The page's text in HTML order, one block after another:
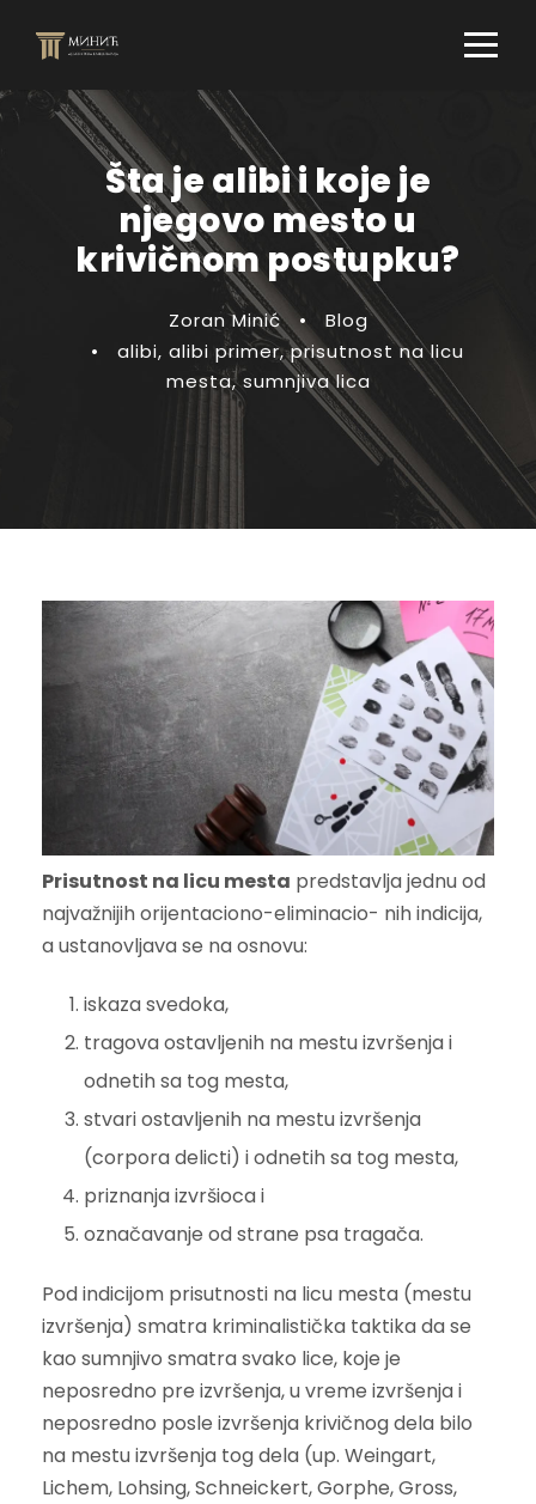
Šta je alibi i koje je
njegovo mesto u
krivičnom postupku?
Zoran Minić •
Blog
•
alibi, alibi primer, prisutnost na licu
mesta, sumnjiva lica
Prisutnost na licu mesta predstavlja jednu od
najvažnijih orijentaciono-eliminacio- nih indicija,
a ustanovljava se na osnovu:
iskaza svedoka,
tragova ostavljenih na mestu izvršenja i
odnetih sa tog mesta,
stvari ostavljenih na mestu izvršenja
(corpora delicti) i odnetih sa tog mesta,
priznanja izvršioca i
označavanje od strane psa tragača.
Pod indicijom prisutnosti na licu mesta (mestu
izvršenja) smatra kriminalistička taktika da se
kao sumnjivo smatra svako lice, koje je
neposredno pre izvršenja, u vreme izvršenja i
neposredno posle izvršenja krivičnog dela bilo
na mestu izvršenja tog dela (up. Weingart,
Lichem, Lohsing, Schneickert, Gorphe, Gross,